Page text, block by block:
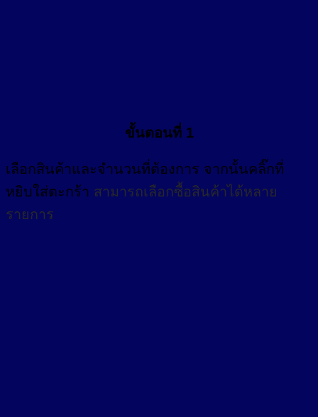
ขั้นตอนที่ 1
เลือกสินค้าและจำนวนที่ต้องการ จากนั้นคลิ๊กที่
หยิบใส่ตะกร้า สามารถเลือกซื้อสินค้าได้หลาย
รายการ